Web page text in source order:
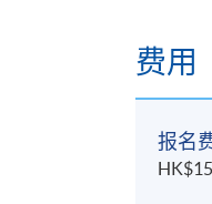
2. 运
4. 综
费用
报名